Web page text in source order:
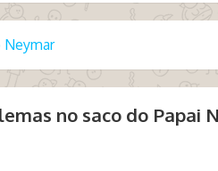
Neymar
no saco do Papai